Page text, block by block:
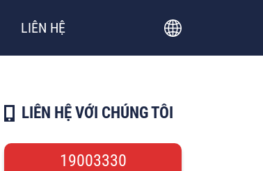
LIÊN HỆ
LIÊN HỆ VỚI CHÚNG TÔI
19003330